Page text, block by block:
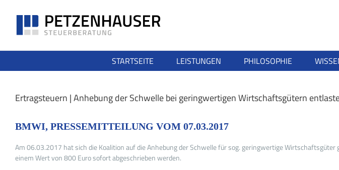
Inhalt
springen
STARTSEITE LEISTUNGEN PHILOSOPHIE
Ertragsteuern | Anhebung der Schwelle bei geringwertigen Wirtschaftsgütern
BMWI, PRESSEMITTEILUNG VOM 07.03.2017
Am 06.03.2017 hat sich die Koalition auf die Anhebung der Schwelle für sog. geringwertige
einem Wert von 800 Euro sofort abgeschrieben werden.